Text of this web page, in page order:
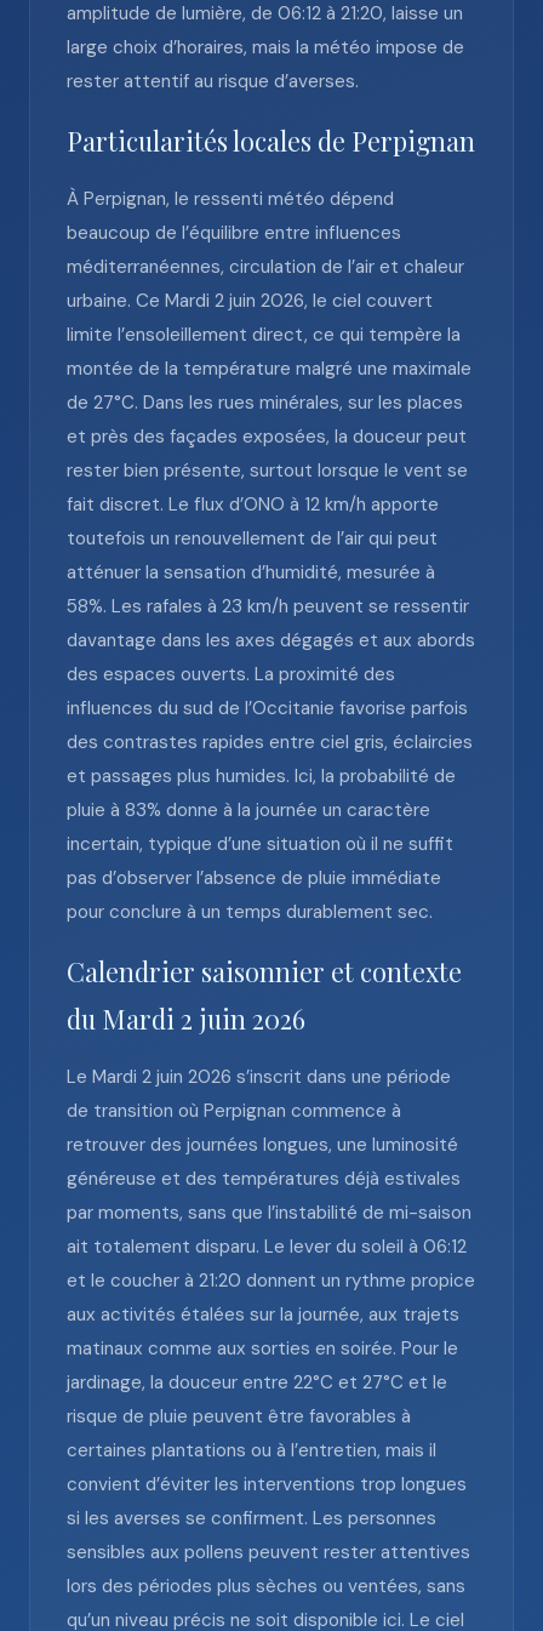
amplitude de lumière, de 06:12 à 21:20, laisse un
large choix d’horaires, mais la météo impose de
rester attentif au risque d’averses.
Particularités locales de Perpignan
À Perpignan, le ressenti météo dépend
beaucoup de l’équilibre entre influences
méditerranéennes, circulation de l’air et chaleur
urbaine. Ce Mardi 2 juin 2026, le ciel couvert
limite l’ensoleillement direct, ce qui tempère la
montée de la température malgré une maximale
de 27°C. Dans les rues minérales, sur les places
et près des façades exposées, la douceur peut
rester bien présente, surtout lorsque le vent se
fait discret. Le flux d’ONO à 12 km/h apporte
toutefois un renouvellement de l’air qui peut
atténuer la sensation d’humidité, mesurée à
58%. Les rafales à 23 km/h peuvent se ressentir
davantage dans les axes dégagés et aux abords
des espaces ouverts. La proximité des
influences du sud de l’Occitanie favorise parfois
des contrastes rapides entre ciel gris, éclaircies
et passages plus humides. Ici, la probabilité de
pluie à 83% donne à la journée un caractère
incertain, typique d’une situation où il ne suffit
pas d’observer l’absence de pluie immédiate
pour conclure à un temps durablement sec.
Calendrier saisonnier et contexte
du Mardi 2 juin 2026
Le Mardi 2 juin 2026 s’inscrit dans une période
de transition où Perpignan commence à
retrouver des journées longues, une luminosité
généreuse et des températures déjà estivales
par moments, sans que l’instabilité de mi-saison
ait totalement disparu. Le lever du soleil à 06:12
et le coucher à 21:20 donnent un rythme propice
aux activités étalées sur la journée, aux trajets
matinaux comme aux sorties en soirée. Pour le
jardinage, la douceur entre 22°C et 27°C et le
risque de pluie peuvent être favorables à
certaines plantations ou à l’entretien, mais il
convient d’éviter les interventions trop longues
si les averses se confirment. Les personnes
sensibles aux pollens peuvent rester attentives
lors des périodes plus sèches ou ventées, sans
qu’un niveau précis ne soit disponible ici. Le ciel